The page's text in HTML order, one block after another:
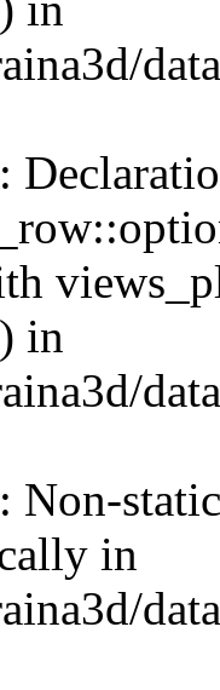
in
Non-
in